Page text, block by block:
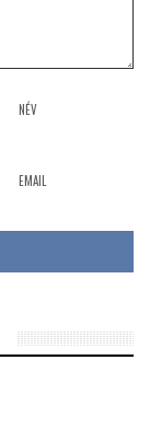
NÉV
EMAIL